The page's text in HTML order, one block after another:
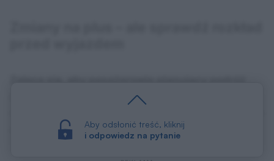
Aby odsłonić treść, kliknij
i odpowiedz na pytanie
zapoznali się z aktualnymi godzinami odjazdów
aplikacji mobilnych.